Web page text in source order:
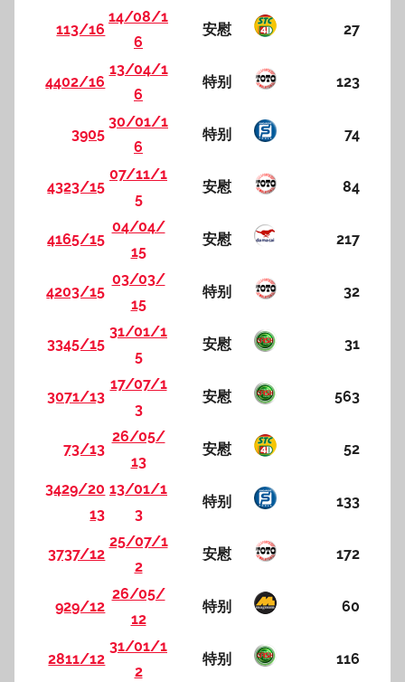
113/16
14/08/1
6
安慰 27
4402/16
13/04/1
6
特别 123
3905
30/01/1
6
特别 74
4323/15
07/11/1
5
安慰 84
4165/15
04/04/
15
安慰 217
4203/15
03/03/
15
特别 32
3345/15
31/01/1
5
安慰 31
3071/13
17/07/1
3
安慰 563
73/13
26/05/
13
安慰 52
3429/20
13
13/01/1
3
特别 133
3737/12
25/07/1
2
安慰 172
929/12
26/05/
12
特别 60
2811/12
31/01/1
2
特别 116